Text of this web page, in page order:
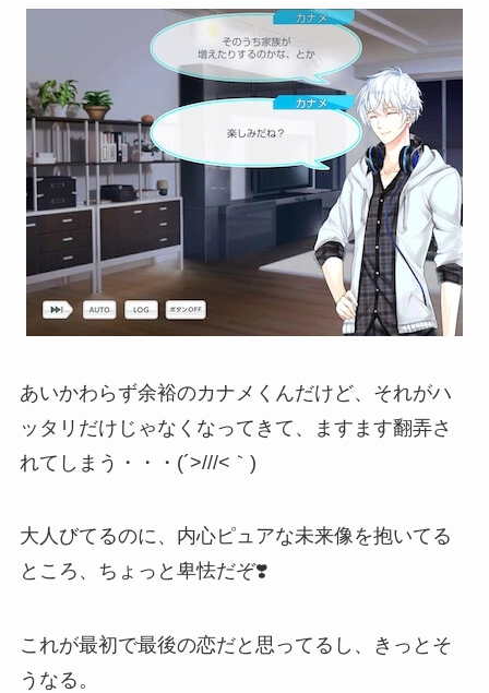
あいかわらず余裕のカナメくんだけど、それがハ
ッタリだけじゃなくなってきて、ますます翻弄さ
れてしまう・・・(´>///<｀)
大人びてるのに、内心ピュアな未来像を抱いてる
ところ、ちょっと卑怯だぞ❣️
これが最初で最後の恋だと思ってるし、きっとそ
うなる。